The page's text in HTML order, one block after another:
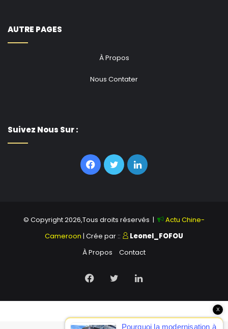
AUTRE PAGES
À Propos
Nous Contater
Suivez Nous Sur :
Facebook
TwitterLinkedin
© Copyright 2026,Tous droits réservés |
Actu Chine-
Cameroon | Crée par ::
Leonel_FOFOU
À Propos
Contact
Facebook
TwitterLinkedin
X
Pourquoi la modernisation à